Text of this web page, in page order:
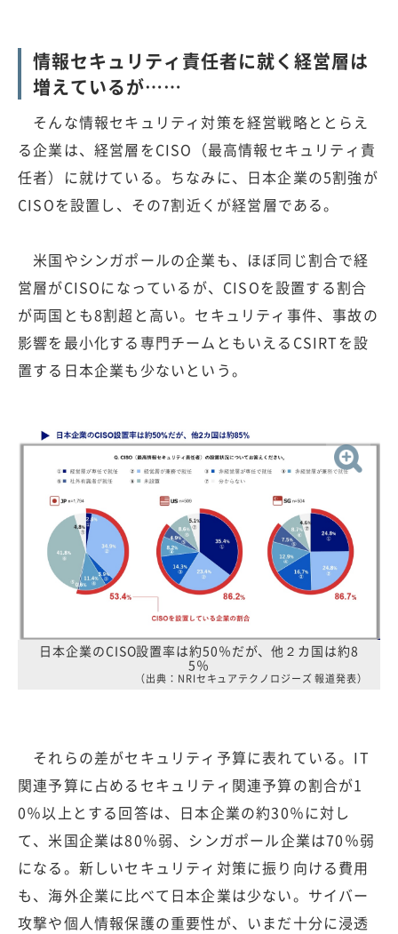
情報セキュリティ責任者に就く経営層は
増えているが……
そんな情報セキュリティ対策を経営戦略ととらえ
る企業は、経営層をCISO（最高情報セキュリティ責
任者）に就けている。ちなみに、日本企業の5割強が
CISOを設置し、その7割近くが経営層である。
米国やシンガポールの企業も、ほぼ同じ割合で経
営層がCISOになっているが、CISOを設置する割合
が両国とも8割超と高い。セキュリティ事件、事故の
影響を最小化する専門チームともいえるCSIRTを設
置する日本企業も少ないという。
日本企業のCISO設置率は約50％だが、他２カ国は約8
5％
（出典：NRIセキュアテクノロジーズ 報道発表）
それらの差がセキュリティ予算に表れている。IT
関連予算に占めるセキュリティ関連予算の割合が1
0％以上とする回答は、日本企業の約30％に対し
て、米国企業は80％弱、シンガポール企業は70％弱
になる。新しいセキュリティ対策に振り向ける費用
も、海外企業に比べて日本企業は少ない。サイバー
攻撃や個人情報保護の重要性が、いまだ十分に浸透